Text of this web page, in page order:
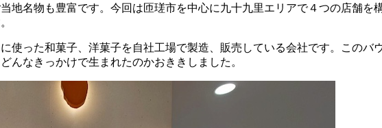
地名物も豊富です。今回は匝瑳市を中心に九十九里エリアで４つの店舗を
使った和菓子、洋菓子を自社工場で製造、販売している会社です。この
んなきっかけで生まれたのかおききしました。